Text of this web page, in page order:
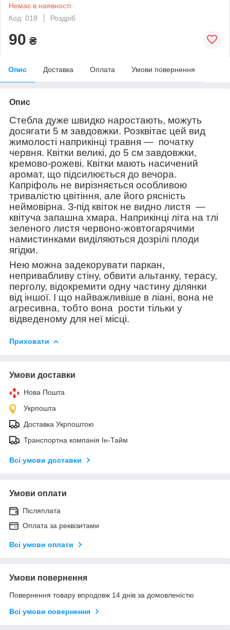
Немає в наявності
Код: 018
Роздріб
90 ₴
Опис Доставка Оплата Умови повернення
Опис
Стебла дуже швидко наростають, можуть
досягати 5 м завдовжки. Розквітає цей вид
жимолості наприкінці травня — початку
червня. Квітки великі, до 5 см завдовжки,
кремово-рожеві. Квітки мають насичений
аромат, що підсилюється до вечора.
Капріфоль не вирізняється особливою
тривалістю цвітіння, але його рясність
неймовірна. З-під квіток не видно листя —
квітуча запашна хмара. Наприкінці літа на тлі
зеленого листя червоно-жовтогарячими
намистинками виділяються дозрілі плоди
ягідки.
Нею можна задекорувати паркан,
непривабливу стіну, обвити альтанку, терасу,
перголу, відокремити одну частину ділянки
від іншої. І що найважливіше в ліані, вона не
агресивна, тобто вона рости тільки у
відведеному для неї місці.
Приховати
Умови доставки
Нова Пошта
Укрпошта
Доставка Укрпоштою
Транспортна компанія Ін-Тайм
Всі умови доставки
Умови оплати
Післяплата
Оплата за реквізитами
Всі умови оплати
Умови повернення
Повернення товару впродовж 14 днів за домовленістю
Всі умови повернення